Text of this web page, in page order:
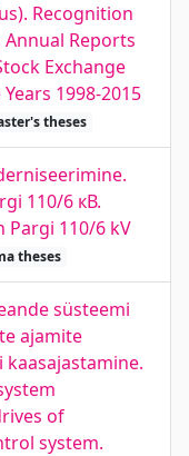
Recognition
Reports
Exchange
1998-2015
theses
110/6 кВ.
110/6 kV
theses
süsteemi
ajamite
of
system.